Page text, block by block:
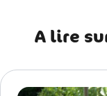
A lire